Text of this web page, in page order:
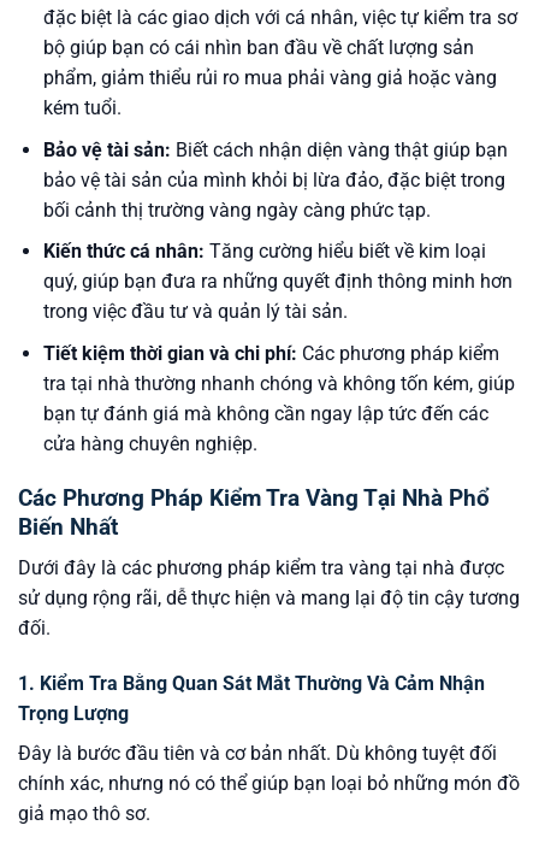
đặc biệt là các giao dịch với cá nhân, việc tự kiểm tra sơ
bộ giúp bạn có cái nhìn ban đầu về chất lượng sản
phẩm, giảm thiểu rủi ro mua phải vàng giả hoặc vàng
kém tuổi.
Bảo vệ tài sản: Biết cách nhận diện vàng thật giúp bạn
bảo vệ tài sản của mình khỏi bị lừa đảo, đặc biệt trong
bối cảnh thị trường vàng ngày càng phức tạp.
Kiến thức cá nhân: Tăng cường hiểu biết về kim loại
quý, giúp bạn đưa ra những quyết định thông minh hơn
trong việc đầu tư và quản lý tài sản.
Tiết kiệm thời gian và chi phí: Các phương pháp kiểm
tra tại nhà thường nhanh chóng và không tốn kém, giúp
bạn tự đánh giá mà không cần ngay lập tức đến các
cửa hàng chuyên nghiệp.
Các Phương Pháp Kiểm Tra Vàng Tại Nhà Phổ
Biến Nhất
Dưới đây là các phương pháp kiểm tra vàng tại nhà được
sử dụng rộng rãi, dễ thực hiện và mang lại độ tin cậy tương
đối.
1. Kiểm Tra Bằng Quan Sát Mắt Thường Và Cảm Nhận
Trọng Lượng
Đây là bước đầu tiên và cơ bản nhất. Dù không tuyệt đối
chính xác, nhưng nó có thể giúp bạn loại bỏ những món đồ
giả mạo thô sơ.